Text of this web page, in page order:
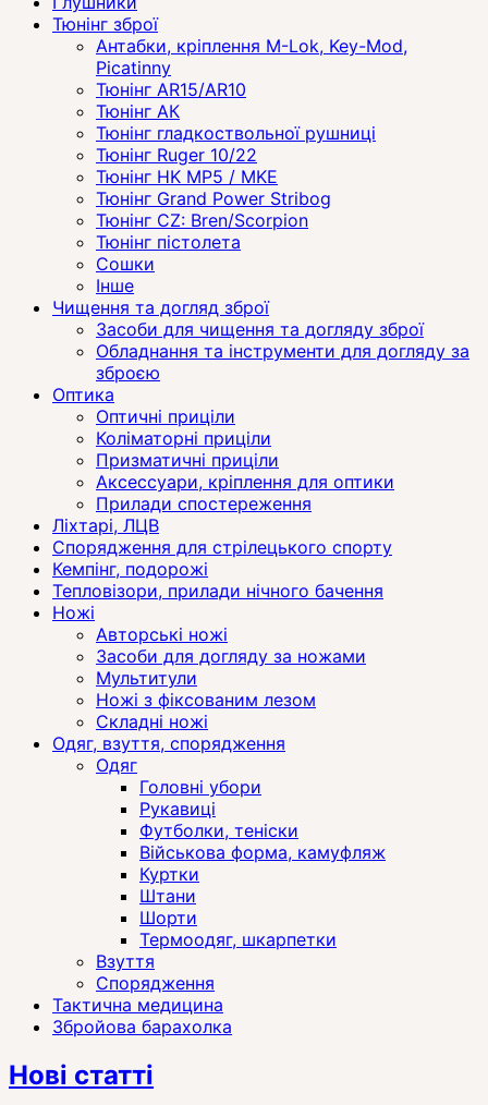
Тюнінг зброї
Антабки, кріплення M-Lok, Key-Mod,
Picatinny
Тюнінг AR15/AR10
Тюнінг АК
Тюнінг гладкоствольної рушниці
Тюнінг Ruger 10/22
Тюнінг HK MP5 / MKE
Тюнінг Grand Power Stribog
Тюнінг CZ: Bren/Scorpion
Тюнінг пістолета
Сошки
Інше
Чищення та догляд зброї
Засоби для чищення та догляду зброї
Обладнання та інструменти для догляду за
зброєю
Оптика
Оптичні приціли
Коліматорні приціли
Призматичні приціли
Аксессуари, кріплення для оптики
Прилади спостереження
Ліхтарі, ЛЦВ
Спорядження для стрілецького спорту
Кемпінг, подорожі
Тепловізори, прилади нічного бачення
Ножі
Авторські ножі
Засоби для догляду за ножами
Мультитули
Ножі з фіксованим лезом
Складні ножі
Одяг, взуття, спорядження
Одяг
Головні убори
Рукавиці
Футболки, теніски
Військова форма, камуфляж
Куртки
Штани
Шорти
Термоодяг, шкарпетки
Взуття
Спорядження
Тактична медицина
Збройова барахолка
Нові статті